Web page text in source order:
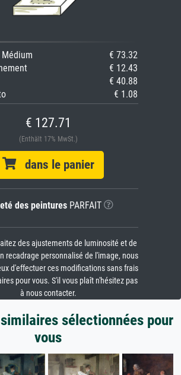
€ 73.32
€ 12.43
€ 40.88
€ 1.08
€ 127.71
(Enthält 17% MwSt.)
dans le panier
des peinturesPARFAIT
des ajustements de luminosité et de
recadrage personnalisé de l'image, nous
d'effectuer ces modifications sans frais
pour vous. S'il vous plaît n'hésitez pas
à nous contacter.
sélectionnées pour
vous